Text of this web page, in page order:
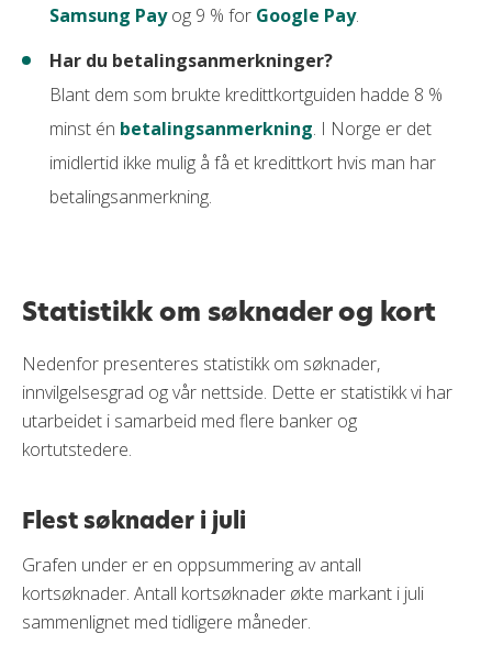
Samsung Payog 9 % for Google Pay.
Har du betalingsanmerkninger?
Blant dem som brukte kredittkortguiden hadde 8 %
minst én betalingsanmerkning. I Norge er det
imidlertid ikke mulig å få et kredittkort hvis man har
betalingsanmerkning.
Statistikk om søknader og kort
Nedenfor presenteres statistikk om søknader,
innvilgelsesgrad og vår nettside. Dette er statistikk vi har
utarbeidet i samarbeid med flere banker og
kortutstedere.
Flest søknader i juli
Grafen under er en oppsummering av antall
kortsøknader. Antall kortsøknader økte markant i juli
sammenlignet med tidligere måneder.